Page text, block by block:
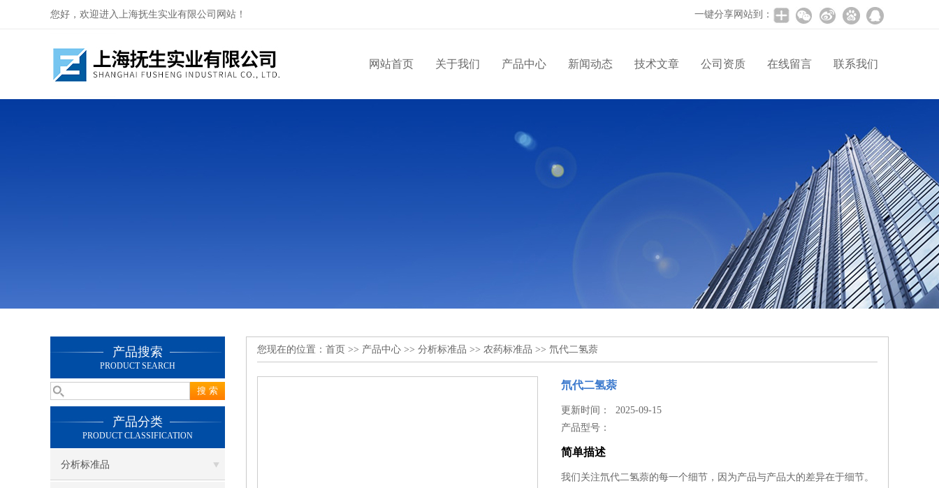
您好，欢迎进入上海抚生实业有限公司网站！ 一键分享网站到：
网站首页 关于我们 产品中心 新闻动态 技术文章 公司资质 在线留言 联系我们
产品搜索
PRODUCT SEARCH
产品分类
PRODUCT CLASSIFICATION
分析标准品
您现在的位置： 首页 >> 产品中心 >> 分析标准品 >> 农药标准品 >> 氘代二氢萘
氘代二氢萘
更新时间： 2025-09-15
产品型号：
简单描述
我们关注氘代二氢萘的每一个细节，因为产品与产品大的差异在于细节。